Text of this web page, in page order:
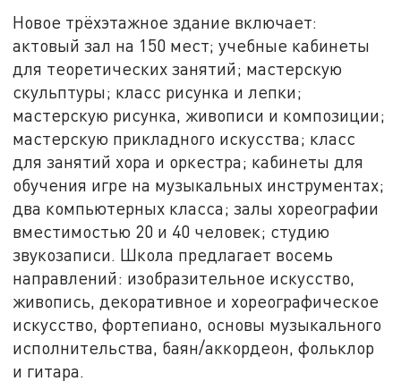
Новое трёхэтажное здание включает:
актовый зал на 150 мест; учебные кабинеты
для теоретических занятий; мастерскую
скульптуры; класс рисунка и лепки;
мастерскую рисунка, живописи и композиции;
мастерскую прикладного искусства; класс
для занятий хора и оркестра; кабинеты для
обучения игре на музыкальных инструментах;
два компьютерных класса; залы хореографии
вместимостью 20 и 40 человек; студию
звукозаписи. Школа предлагает восемь
направлений: изобразительное искусство,
живопись, декоративное и хореографическое
искусство, фортепиано, основы музыкального
исполнительства, баян/аккордеон, фольклор
и гитара.